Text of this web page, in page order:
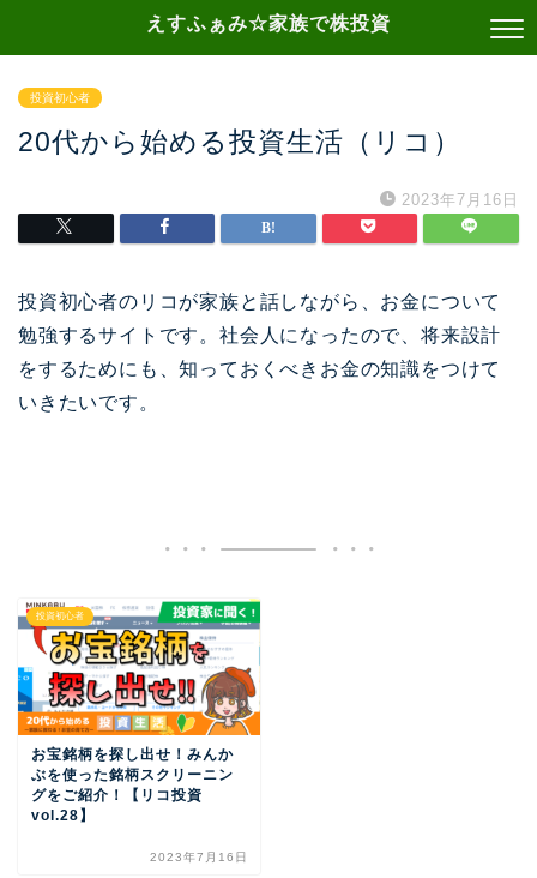
えすふぁみ☆家族で株投資
投資初心者
20代から始める投資生活（リコ）
2023年7月16日
投資初心者のリコが家族と話しながら、お金について
勉強するサイトです。社会人になったので、将来設計
をするためにも、知っておくべきお金の知識をつけて
いきたいです。
投資初心者
お宝銘柄を探し出せ！みんか
ぶを使った銘柄スクリーニン
グをご紹介！【リコ投資
vol.28】
2023年7月16日